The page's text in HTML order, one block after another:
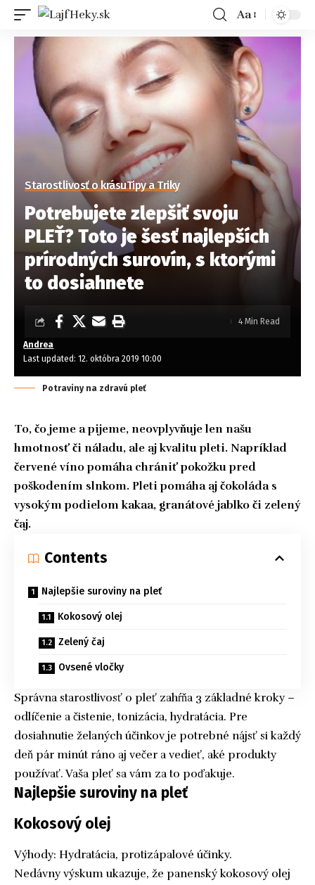
Aa
Starostlivosť o krásuTipy a Triky
Potrebujete zlepšiť svoju
PLEŤ? Toto je šesť najlepších
prírodných surovín, s ktorými
to dosiahnete
Last updated: 12. októbra 2019 10:00
Andrea
4 Min Read
Potraviny na zdravú pleť
To, čo jeme a pijeme, neovplyvňuje len našu
hmotnosť či náladu, ale aj kvalitu pleti. Napríklad
červené víno pomáha chrániť pokožku pred
poškodením slnkom. Pleti pomáha aj čokoláda s
vysokým podielom kakaa, granátové jablko či zelený
čaj.
Contents
Najlepšie suroviny na pleť
Kokosový olej
Zelený čaj
Ovsené vločky
Správna starostlivosť o pleť zahŕňa 3 základné kroky –
odlíčenie a čistenie, tonizácia, hydratácia. Pre
dosiahnutie želaných účinkov je potrebné nájsť si každý
deň pár minút ráno aj večer a vedieť, aké produkty
používať. Vaša pleť sa vám za to poďakuje.
Najlepšie suroviny na pleť
Kokosový olej
Výhody: Hydratácia, protizápalové účinky.
Nedávny výskum ukazuje, že panenský kokosový olej